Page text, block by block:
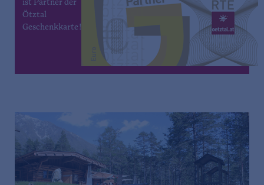
ist Partner der
Ötztal
Geschenkkarte!